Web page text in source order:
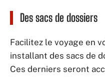
Des sacs de dossiers
Facilitez le voyage en
installant des sacs de
Ces derniers seront